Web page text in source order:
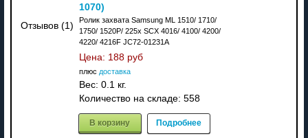
Отзывов (1)
1070)
Ролик захвата Samsung ML 1510/ 1710/
1750/ 1520P/ 225x SCX 4016/ 4100/ 4200/
4220/ 4216F JC72-01231A
Цена: 188 руб
плюс доставка
Вес: 0.1 кг.
Количество на складе: 558
В корзину Подробнее